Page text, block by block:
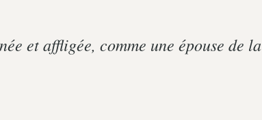
et affligée, comme une épouse de